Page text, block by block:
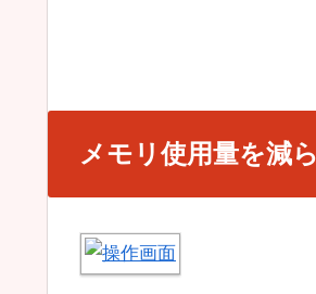
メモリ使用量を減